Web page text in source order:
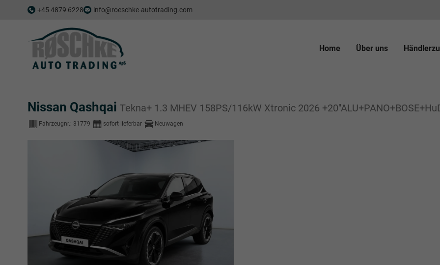
+45 4879 6228 info@roeschke-autotrading.com
Home Über uns
Nissan Qashqai Tekna+ 1.3 MHEV 158PS/116kW Xtronic 2026
Fahrzeugnr.: 31779 sofort lieferbar Neuwagen